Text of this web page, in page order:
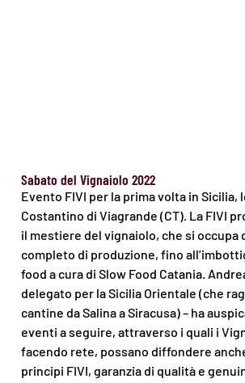
Sabato del Vignaiolo 2022
Evento FIVI per la prima volta in Sicilia,
Costantino di Viagrande (CT). La FIVI
il mestiere del vignaiolo, che si occupa
completo di produzione, fino
food a cura di Slow Food Catania.
delegato per la Sicilia Orientale (che
cantine da Salina a Siracusa) – ha
eventi a seguire, attraverso i quali i
facendo rete, possano diffondere
principi FIVI, garanzia di qualità e